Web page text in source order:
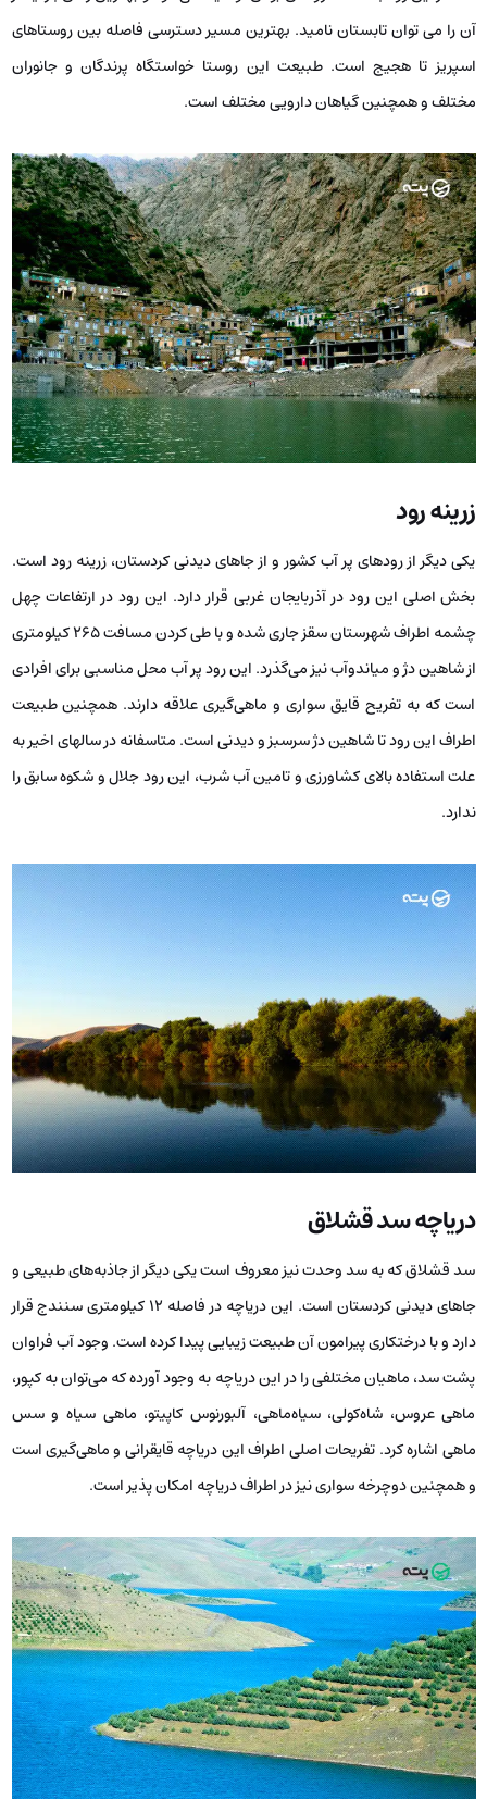
آن را می توان تابستان نامید. بهترین مسیر دسترسی فاصله بین روستاهای
اسپریز تا هجیج است. طبیعت این روستا خواستگاه پرندگان و جانوران
مختلف و همچنین گیاهان دارویی مختلف است.
زرینه رود
یکی دیگر از رودهای پر آب کشور و از جاهای دیدنی کردستان، زرینه رود است.
بخش اصلی این رود در آذربایجان غربی قرار دارد. این رود در ارتفاعات چهل
چشمه اطراف شهرستان سقز جاری شده و با طی کردن مسافت ۲۶۵ کیلومتری
از شاهین دژ و میاندوآب نیز می‌گذرد. این رود پر آب محل مناسبی برای افرادی
است که به تفریح قایق سواری و ماهی‌گیری علاقه دارند. همچنین طبیعت
اطراف این رود تا شاهین دژ سرسبز و دیدنی است. متاسفانه در سالهای اخیر به
علت استفاده بالای کشاورزی و تامین آب شرب، این رود جلال و شکوه سابق را
ندارد.
دریاچه سد قشلاق
سد قشلاق که به سد وحدت نیز معروف است یکی دیگر از جاذبه‌های طبیعی و
جاهای دیدنی کردستان است. این دریاچه در فاصله ۱۲ کیلومتری سنندج قرار
دارد و با درختکاری پیرامون آن طبیعت زیبایی پیدا کرده است. وجود آب فراوان
پشت سد، ماهیان مختلفی را در این دریاچه به وجود آورده که می‌توان به کپور،
ماهی عروس، شاه‌کولى، سياه‌ماهى، آلبورنوس کاپيتو، ماهى ‌سياه و سس
ماهى اشاره کرد. تفریحات اصلی اطراف این دریاچه قایقرانی و ماهی‌گیری است
و همچنین دوچرخه سواری نیز در اطراف دریاچه امکان پذیر است.